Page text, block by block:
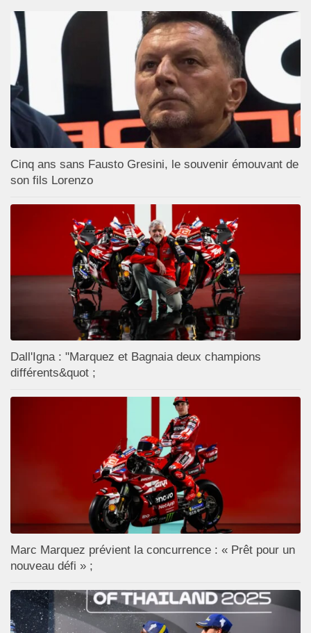
Cinq ans sans Fausto Gresini, le souvenir émouvant de
son fils Lorenzo
Dall'Igna : "Marquez et Bagnaia deux champions
différents&quot ;
Marc Marquez prévient la concurrence : « Prêt pour un
nouveau défi » ;